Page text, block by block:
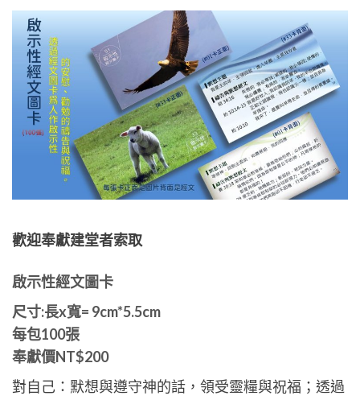
歡迎奉獻建堂者索取
啟示性經文圖卡
尺寸:長x寬= 9cm*5.5cm
每包100張
奉獻價NT$200
對自己：默想與遵守神的話，領受靈糧與祝福；透過